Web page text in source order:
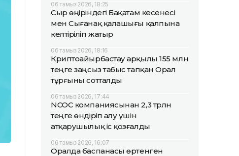
06 тамыз 2026, 18:25
Сыр өңіріндегі Бақатам кесенесі
мен Сығанақ қалашығы қалпына
келтіріліп жатыр
06 тамыз 2026, 18:16
Криптоайырбастау арқылы 155 млн
теңге заңсыз табыс тапқан Орал
тұрғыны сотталды
06 тамыз 2026, 17:44
NCOC компаниясынан 2,3 трлн
теңге өндіріп алу үшін
атқарушылық іс қозғалды
06 тамыз 2026, 16:07
Оралда баспанасы өртенген